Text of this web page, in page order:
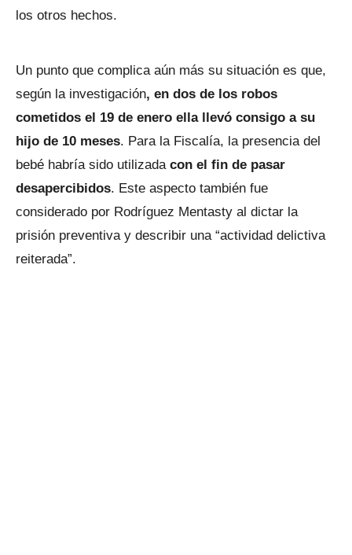
los otros hechos.
Un punto que complica aún más su situación es que,
según la investigación, en dos de los robos
cometidos el 19 de enero ella llevó consigo a su
hijo de 10 meses. Para la Fiscalía, la presencia del
bebé habría sido utilizadacon el fin de pasar
desapercibidos. Este aspecto también fue
considerado por Rodríguez Mentasty al dictar la
prisión preventiva y describir una “actividad delictiva
reiterada”.